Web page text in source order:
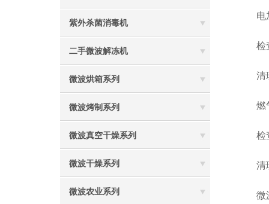
紫外杀菌消毒机
二手微波解冻机
微波烘箱系列
微波烤制系列
微波真空干燥系列
微波干燥系列
微波农业系列
电加
检查
清理
燃气
检查
清理
微波